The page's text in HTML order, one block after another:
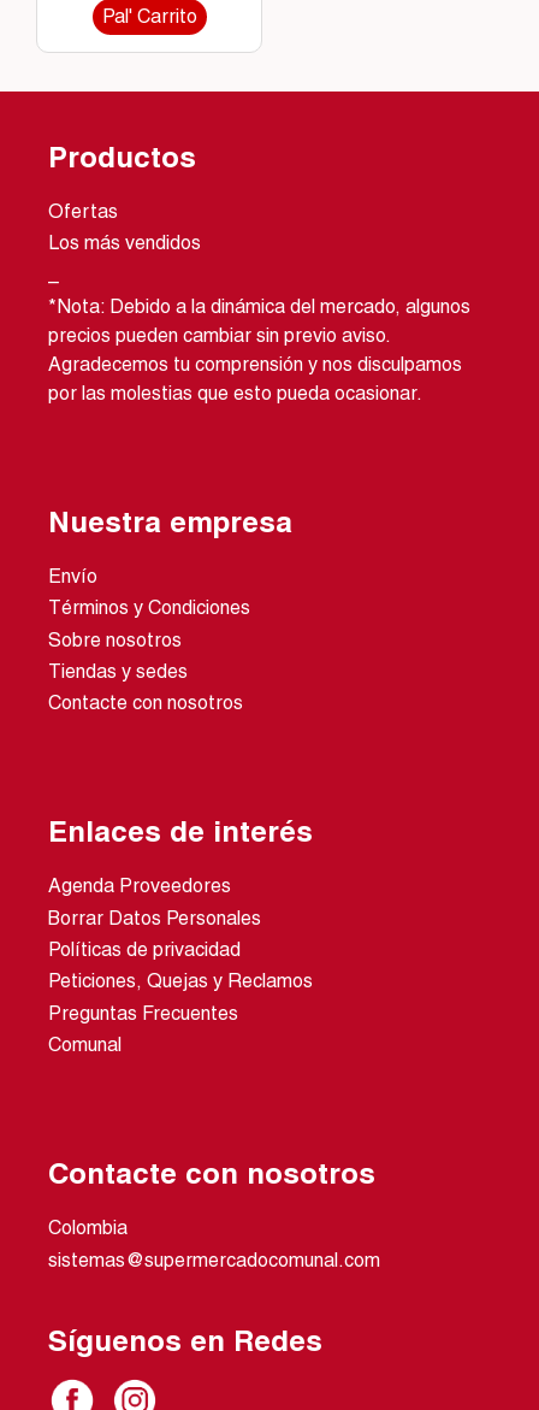
Pal' Carrito
Productos
Ofertas
Los más vendidos
*Nota: Debido a la dinámica del mercado, algunos
precios pueden cambiar sin previo aviso.
Agradecemos tu comprensión y nos disculpamos
por las molestias que esto pueda ocasionar.
Nuestra empresa
Envío
Términos y Condiciones
Sobre nosotros
Tiendas y sedes
Contacte con nosotros
Enlaces de interés
Agenda Proveedores
Borrar Datos Personales
Políticas de privacidad
Peticiones, Quejas y Reclamos
Preguntas Frecuentes
Comunal
Contacte con nosotros
Colombia
sistemas@supermercadocomunal.com
Síguenos en Redes